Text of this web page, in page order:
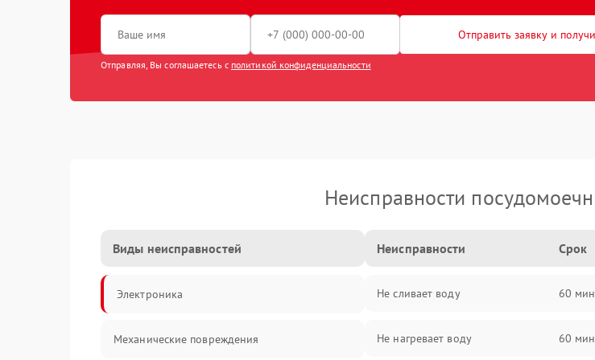
Отправить заявку и
Отправляя, Вы соглашаетесь с политикой конфиденциальности
Неисправности
Виды неисправностей
Электроника
Механические повреждения
Неисправности Срок
Не сливает воду 60 мин
Не нагревает воду 60 мин